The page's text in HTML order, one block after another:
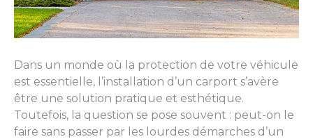
Dans un monde où la protection de votre véhicule
est essentielle, l’installation d’un carport s’avère
être une solution pratique et esthétique.
Toutefois, la question se pose souvent : peut-on le
faire sans passer par les lourdes démarches d’un